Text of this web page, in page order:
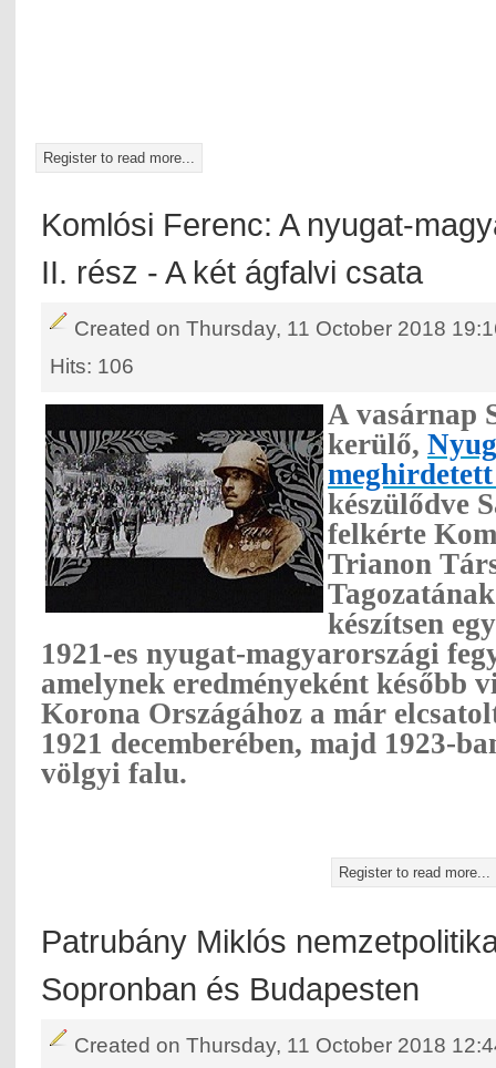
Register to read more...
Komlósi Ferenc: A nyugat-
II. rész - A két ágfalvi csata
Created on Thursday, 11 October 2018
Hits: 106
A vasárnap
kerülő,
készülődve
felkérte
Trianon
készítsen
1921-es nyugat-magyarországi
amelynek eredményeként később
Korona Országához a már
1921 decemberében, majd 1923-
völgyi falu.
Register to read more...
Patrubány Miklós
Sopronban és Budapesten
Created on Thursday, 11 October 2018